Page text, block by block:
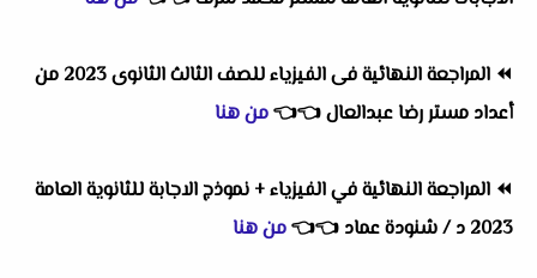
⏪
المراجعة النهائية فى الفيزياء للصف الثالث الثانوى 2023 من
أعداد مستر رضا عبدالعال👈
👈من هنا
⏪ المراجعة النهائية في الفيزياء + نموذج الاجابة للثانوية العامة
2023 د / شنودة عماد
👈
👈من هنا